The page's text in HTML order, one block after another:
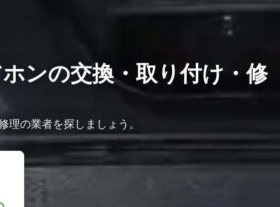
ンの交換・取り付け・修
の業者を探しましょう。